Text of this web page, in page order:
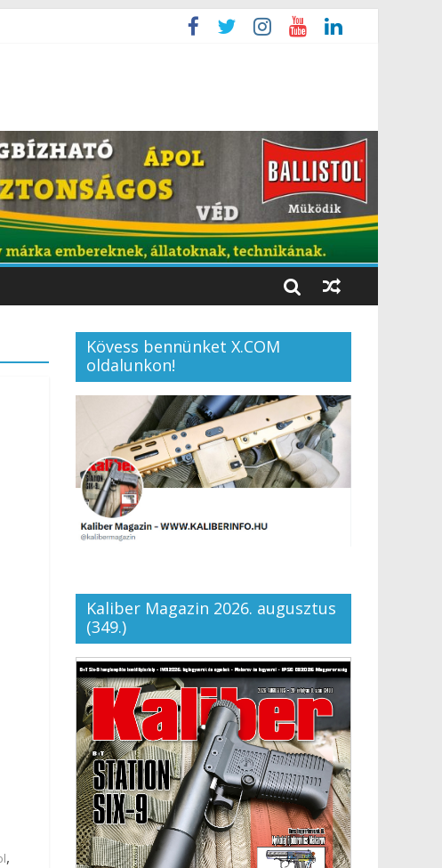
,
Kövess bennünket X.COM
oldalunkon!
Kaliber Magazin 2026. augusztus
(349.)